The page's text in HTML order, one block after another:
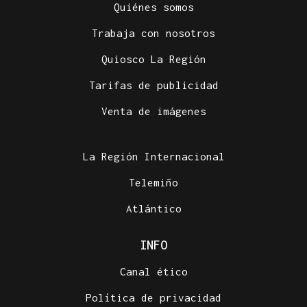
Quiénes somos
Trabaja con nosotros
Quiosco La Región
Tarifas de publicidad
Venta de imágenes
La Región Internacional
Telemiño
Atlántico
INFO
Canal ético
Política de privacidad